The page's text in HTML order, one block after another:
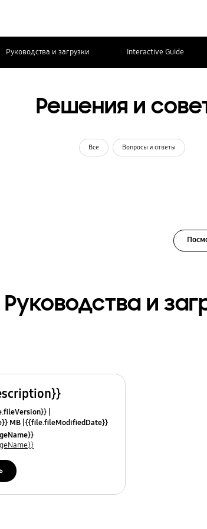
Руководства и загрузки Interactive Guide
Решения и
Все Вопросы и ответы
Руководства и
MB {{file.fileModifiedDate}}